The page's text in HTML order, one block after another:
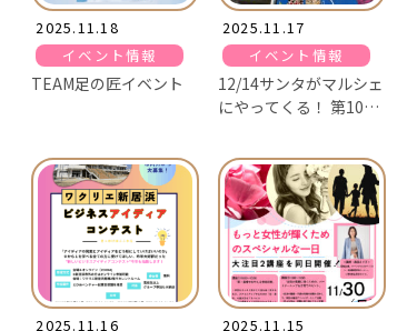
2025.11.18
イベント情報
TEAM足の匠イベント
2025.11.17
イベント情報
12/14サンタがマルシェ
にやってくる！ 第10回
マスわくわくマルシェ
2025.11.16
2025.11.15